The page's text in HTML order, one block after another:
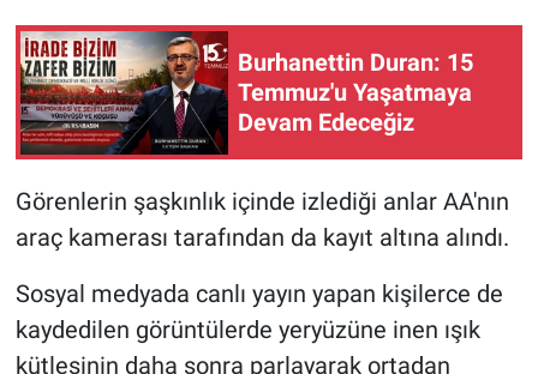
Burhanettin Duran: 15
Temmuz'u Yaşatmaya
Devam Edeceğiz
Görenlerin şaşkınlık içinde izlediği anlar AA'nın
araç kamerası tarafından da kayıt altına alındı.
Sosyal medyada canlı yayın yapan kişilerce de
kaydedilen görüntülerde yeryüzüne inen ışık
kütlesinin daha sonra parlayarak ortadan
Dünya
Teknoloji
Magazin
Siyaset
Spor